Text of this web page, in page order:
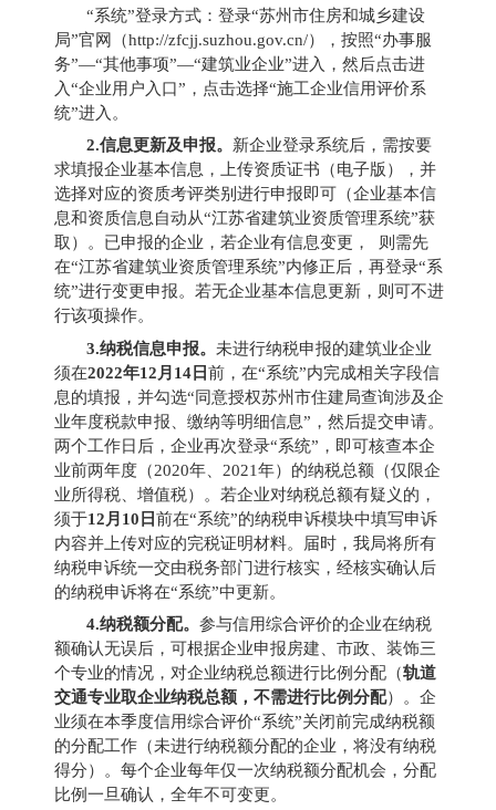
“系统”登录方式：登录“苏州市住房和城乡建设
局”官网（http://zfcjj.suzhou.gov.cn/），按照“办事服
务”—“其他事项”—“建筑业企业”进入，然后点击进
入“企业用户入口”，点击选择“施工企业信用评价系
统”进入。
2.信息更新及申报。 新企业登录系统后，需按要
求填报企业基本信息，上传资质证书（电子版），并
选择对应的资质考评类别进行申报即可（企业基本信
息和资质信息自动从“江苏省建筑业资质管理系统”获
取）。已申报的企业，若企业有信息变更，
则需先
在“江苏省建筑业资质管理系统”内修正后，再登录“系
统”进行变更申报。若无企业基本信息更新，则可不进
行该项操作。
3.纳税信息申报。未进行纳税申报的建筑业企业
须在2022年12 月 14日前，在“系统”内完成相关字段信
息的填报，并勾选“同意授权苏州市住建局查询涉及企
业年度税款申报、缴纳等明细信息”，然后提交申请。
两个工作日后，企业再次登录“系统”，即可核查本企
业前两年度（2020年、 2021年）的纳税总额（仅限企
业所得税、增值税）。若企业对纳税总额有疑义的，
须于12 月 10 日前在“系统”的纳税申诉模块中填写申诉
内容并上传对应的完税证明材料。届时，我局将所有
纳税申诉统一交由税务部门进行核实，经核实确认后
的纳税申诉将在“系统”中更新。
4.纳税额分配。参与信用综合评价的企业在纳税
额确认无误后，可根据企业申报房建、市政、装饰三
个专业的情况，对企业纳税总额进行比例分配（轨道
交通专业取企业纳税总额，不需进行比例分配）。企
业须在本季度信用综合评价“系统”关闭前完成纳税额
的分配工作（未进行纳税额分配的企业，将没有纳税
得分）。每个企业每年仅一次纳税额分配机会，分配
比例一旦确认，全年不可变更。